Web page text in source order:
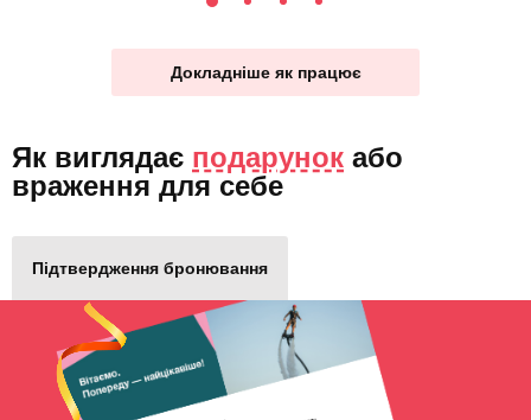
Докладніше як працює
Як виглядає подарунок або
враження для себе
Підтвердження бронювання